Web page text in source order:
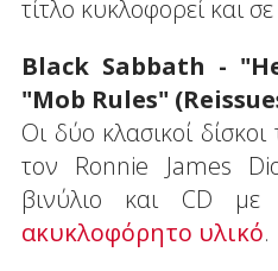
τίτλο κυκλοφορεί και
Βlack Sabbath -
"Mob Rules"
Οι δύο κλασικοί
τον Ronnie James
βινύλιο και CD με
ακυκλοφόρητο υλικό.